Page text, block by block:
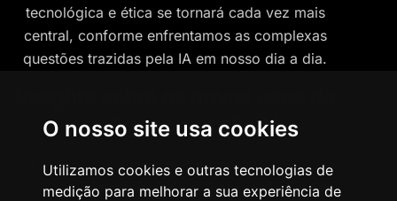
O nosso site usa cookies
Utilizamos cookies e outras tecnologias de
medição para melhorar a sua experiência de
tecnológica e ética se tornará cada vez mais
central, conforme enfrentamos as complexas
questões trazidas pela IA em nosso dia a dia.
inteligência artificial
Empatia Programada
Autenticidade e Transparência:Em